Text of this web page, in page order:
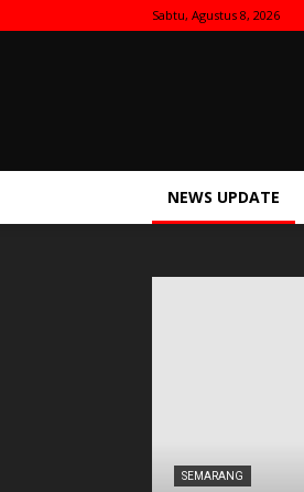
Sabtu, Agustus 8, 2026
NEWS UPDATE
SEMARANG